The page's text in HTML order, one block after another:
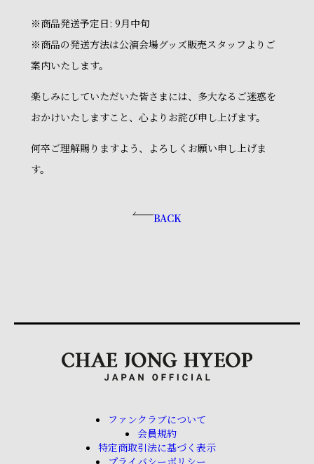
※商品発送予定日: 9月中旬
※商品の発送方法は公演会場グッズ販売スタッフよりご
案内いたします。
楽しみにしていただいた皆さまには、多大なるご迷惑を
おかけいたしますこと、心よりお詫び申し上げます。
何卒ご理解賜りますよう、よろしくお願い申し上げま
す。
BACK
ファンクラブについて
会員規約
特定商取引法に基づく表示
プライバシーポリシー